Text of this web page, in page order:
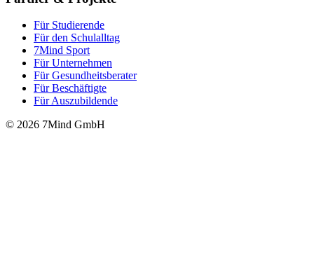
Für Stu­die­rende
Für den Schulalltag
7Mind Sport
Für Unter­neh­men
Für Gesund­heits­be­ra­ter
Für Beschäftigte
Für Auszubildende
© 2026 7Mind GmbH